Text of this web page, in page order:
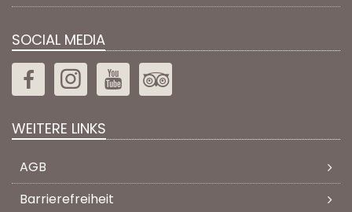
SOCIAL MEDIA
WEITERE LINKS
AGB
Barrierefreiheit